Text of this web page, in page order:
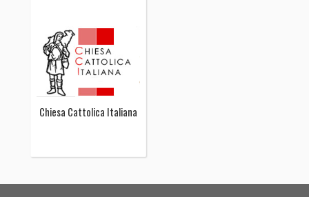
Chiesa Cattolica Italiana